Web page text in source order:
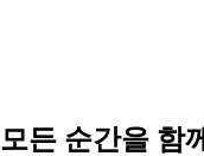
모든 순간을 함께